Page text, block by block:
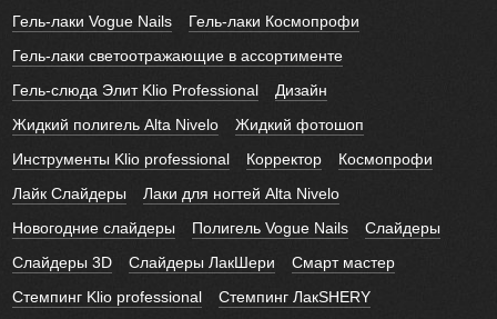
Гель-лаки Vogue Nails
Гель-лаки Космопрофи
Гель-лаки светоотражающие в ассортименте
Гель-слюда Элит Klio Professional
Дизайн
Жидкий полигель Alta Nivelo
Жидкий фотошоп
Инструменты Klio professional
Корректор
Космопрофи
Лайк Слайдеры
Лаки для ногтей Alta Nivelo
Новогодние слайдеры
Полигель Vogue Nails
Слайдеры
Слайдеры 3D
Слайдеры ЛакШери
Смарт мастер
Стемпинг Klio professional
Стемпинг ЛакSHERY